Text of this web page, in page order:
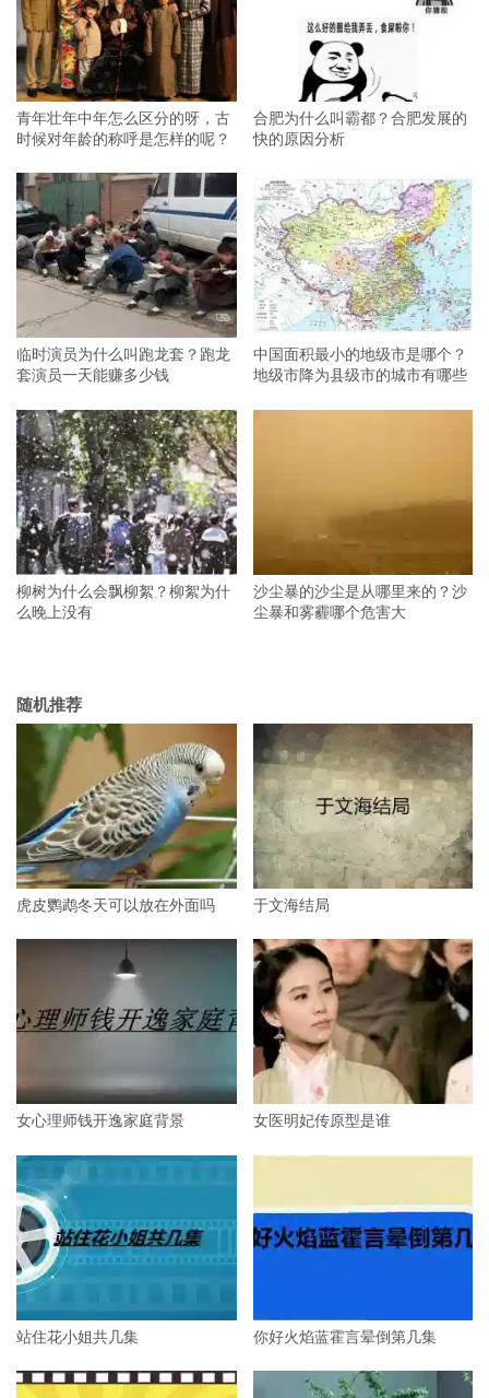
青年壮年中年怎么区分的呀，古
时候对年龄的称呼是怎样的呢？
合肥为什么叫霸都？合肥发展的
快的原因分析
临时演员为什么叫跑龙套？跑龙
套演员一天能赚多少钱
中国面积最小的地级市是哪个？
地级市降为县级市的城市有哪些
柳树为什么会飘柳絮？柳絮为什
么晚上没有
沙尘暴的沙尘是从哪里来的？沙
尘暴和雾霾哪个危害大
随机推荐
虎皮鹦鹉冬天可以放在外面吗 于文海结局
女心理师钱开逸家庭背景 女医明妃传原型是谁
站住花小姐共几集 你好火焰蓝霍言晕倒第几集